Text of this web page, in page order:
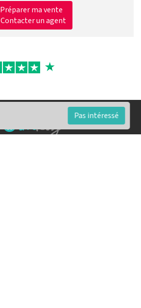
Pas intéressé
Préparer ma vente
Contacter un agent